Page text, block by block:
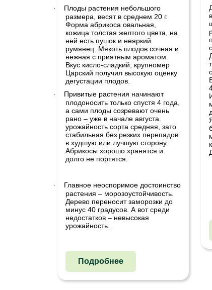
·
Плоды растения небольшого
размера, весят в среднем 20 г.
Форма абрикоса овальная,
кожица толстая желтого цвета, на
ней есть пушок и неяркий
румянец. Мякоть плодов сочная и
нежная с приятным ароматом.
Вкус кисло-сладкий, крупномер
Царский получил высокую оценку
дегустации плодов.
·
Привитые растения начинают
плодоносить только спустя 4 года,
а сами плоды созревают очень
рано – уже в начале августа.
урожайность сорта средняя, зато
стабильная без резких перепадов
в худшую или лучшую сторону.
Абрикосы хорошо хранятся и
долго не портятся.
·
Главное неоспоримое достоинство
растения – морозоустойчивость.
Дерево переносит заморозки до
минус 40 градусов. А вот среди
недостатков – невысокая
урожайность.
Подробнее